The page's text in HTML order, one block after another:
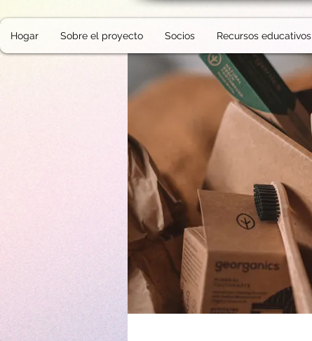
Hogar Sobre el proyecto Socios Recursos educativos